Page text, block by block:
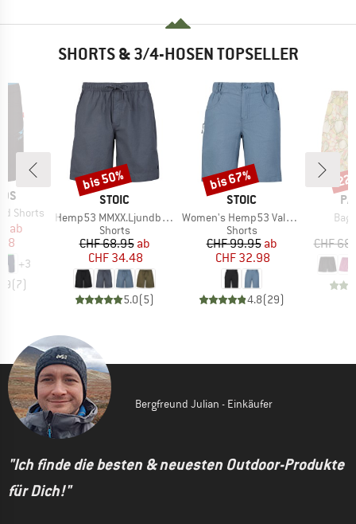
SHORTS & 3/4-HOSEN TOPSELLER
Shorts
Preis
ab
+3
(7)
MARKE
STOIC
Artikel
Hemp53 MMXX.Ljundby Shorts
Produktgruppe
Shorts
Preis
CHF 68.95reduzierter Preis
ab
CHF 34.48
5.0(5)
Rabatt
bis 50%
MARKE
STOIC
Artikel
Women's Hemp53 ValenSt. Shorts
Produktgruppe
Shorts
Preis
CHF 99.95reduzierter Preis
ab
CHF 32.98
4.8(29)
Rabatt
bis 67%
CHF
Bergfreund Julian - Einkäufer
"Ich finde die besten & neuesten Outdoor-Produkte
für Dich!"